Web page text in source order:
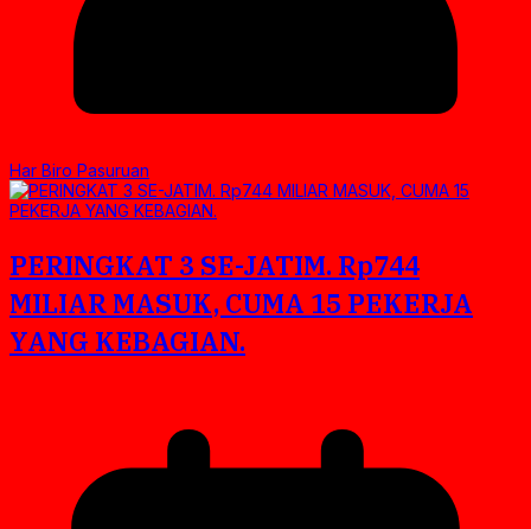
Har Biro Pasuruan
PERINGKAT 3 SE-JATIM. Rp744
MILIAR MASUK, CUMA 15 PEKERJA
YANG KEBAGIAN.